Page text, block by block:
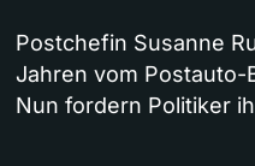
Postchefin Susanne
Jahren vom
Nun fordern Politiker